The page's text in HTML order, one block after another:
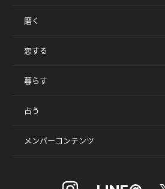
磨く
恋する
暮らす
占う
メンバーコンテンツ